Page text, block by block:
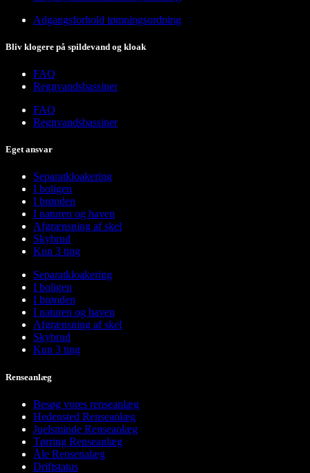
Adgangsforhold tømningsordning
Bliv klogere på spildevand og kloak
FAQ
Regnvandsbassiner
FAQ
Regnvandsbassiner
Eget ansvar
Separatkloakering
I boligen
I brønden
I naturen og haven
Afgrænsning af skel
Skybrud
Kun 3 ting
Separatkloakering
I boligen
I brønden
I naturen og haven
Afgrænsning af skel
Skybrud
Kun 3 ting
Renseanlæg
Besøg vores renseanlæg
Hedensted Renseanlæg
Juelsminde Renseanlæg
Tørring Renseanlæg
Åle Rensenalæg
Driftstatus